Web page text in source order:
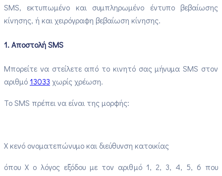
SMS, εκτυπωμένο και συμπληρωμένο έντυπο βεβαίωσης
κίνησης, ή και χειρόγραφη βεβαίωση κίνησης.
1. Αποστολή SMS
Μπορείτε να στείλετε από το κινητό σας μήνυμα SMS στον
αριθμό13033 χωρίς χρέωση.
Το SMS πρέπει να είναι της μορφής:
X κενό ονοματεπώνυμο και διεύθυνση κατοικίας
όπου Χ ο λόγος εξόδου με τον αριθμό 1, 2, 3, 4, 5, 6 που